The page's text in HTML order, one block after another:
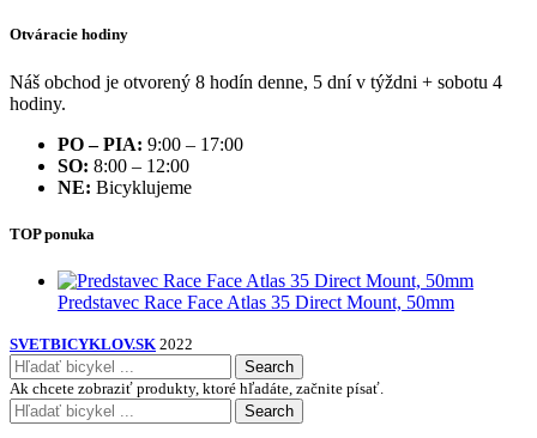
Otváracie hodiny
Náš obchod je otvorený 8 hodín denne, 5 dní v týždni + sobotu 4
hodiny.
PO – PIA: 9:00 – 17:00
SO: 8:00 – 12:00
NE: Bicyklujeme
TOP ponuka
Predstavec Race Face Atlas 35 Direct Mount, 50mm
SVETBICYKLOV.SK 2022
Search
Ak chcete zobraziť produkty, ktoré hľadáte, začnite písať.
Search